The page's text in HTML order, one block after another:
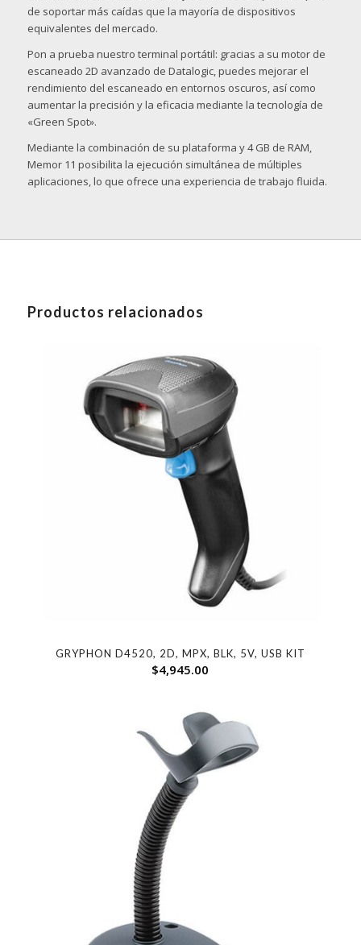
de soportar más caídas que la mayoría de dispositivos
equivalentes del mercado.
Pon a prueba nuestro terminal portátil: gracias a su motor de
escaneado 2D avanzado de Datalogic, puedes mejorar el
rendimiento del escaneado en entornos oscuros, así como
aumentar la precisión y la eficacia mediante la tecnología de
«Green Spot».
Mediante la combinación de su plataforma y 4 GB de RAM,
Memor 11 posibilita la ejecución simultánea de múltiples
aplicaciones, lo que ofrece una experiencia de trabajo fluida.
Productos relacionados
GRYPHON D4520, 2D, MPX, BLK, 5V, USB KIT
$4,945.00